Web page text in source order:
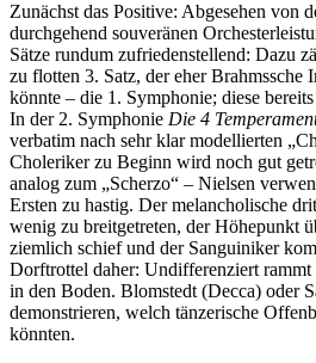
Zunächst das Positive: Abgesehen von
durchgehend souveränen
Sätze rundum zufriedenstellend: Dazu
zu flotten 3. Satz, der eher Brahmssche
könnte – die 1. Symphonie; diese
In der 2. Symphonie Die 4
verbatim nach sehr klar modellierten
Choleriker zu Beginn wird noch gut
analog zum „Scherzo“ – Nielsen
Ersten zu hastig. Der melancholische
wenig zu breitgetreten, der Höhepunkt
ziemlich schief und der Sanguiniker
Dorftrottel daher: Undifferenziert
in den Boden. Blomstedt (Decca) oder
demonstrieren, welch tänzerische
könnten.